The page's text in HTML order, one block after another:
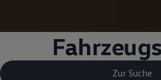
Zur Suche